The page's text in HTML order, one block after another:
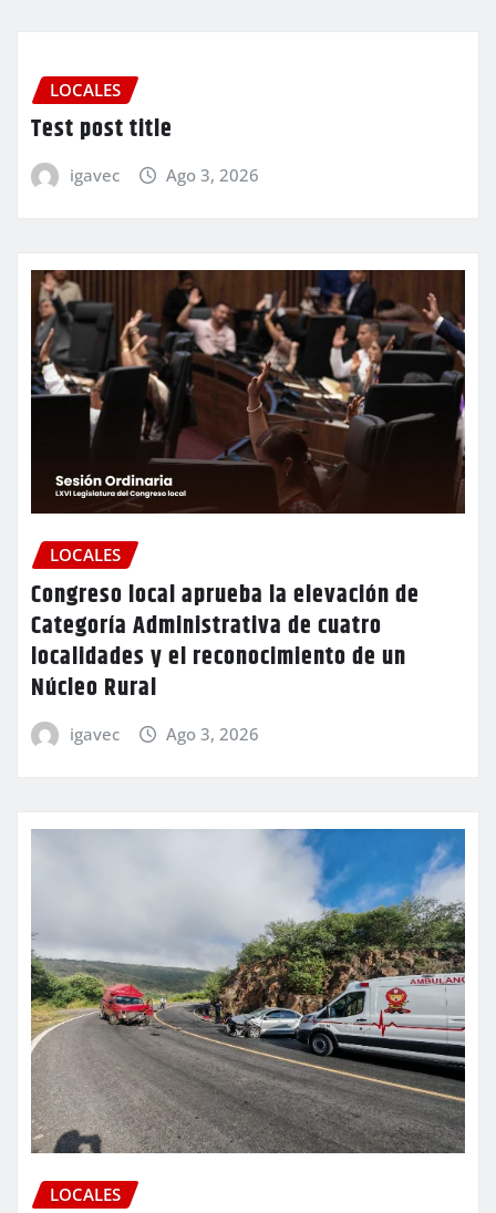
LOCALES
Test post title
igavec Ago 3, 2026
LOCALES
Congreso local aprueba la elevación de
Categoría Administrativa de cuatro
localidades y el reconocimiento de un
Núcleo Rural
igavec Ago 3, 2026
LOCALES